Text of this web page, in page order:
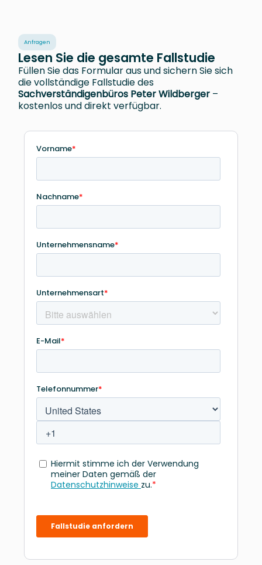
Anfragen
Lesen Sie die gesamte Fallstudie
Füllen Sie das Formular aus und sichern Sie sich
die vollständige Fallstudie des
Sachverständigenbüros Peter Wildberger –
kostenlos und direkt verfügbar.